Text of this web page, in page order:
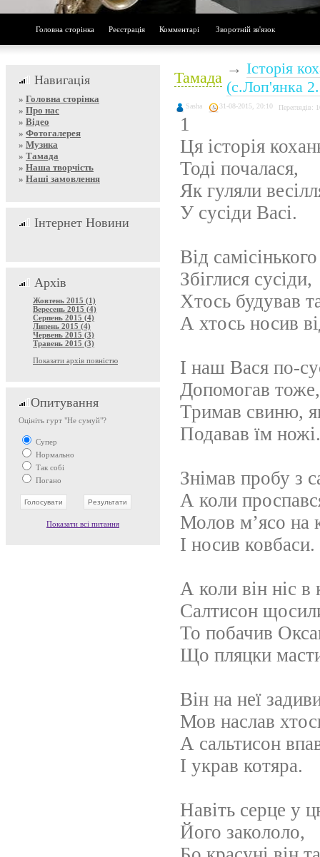
Головна сторінка Реєстрація Комментарі Зворотній зв'язок
Навигація
» Головна сторінка
» Про нас
» Відео
» Фотогалерея
» Музика
» Тамада
» Наша творчість
» Наші замовлення
Інтернет Новини
Архів
Жовтень 2015 (1)
Вересень 2015 (4)
Серпень 2015 (4)
Липень 2015 (4)
Червень 2015 (3)
Травень 2015 (3)
Показати архів повністю
Опитування
Оцініть гурт "Не сумуй"?
Супер
Нормально
Так собі
Погано
Показати всі питання
Тамада
→ Історія
(с.Лоп'янка
Sasha 31-08-2015, 20:10 Переглядів:
1
Ця історія
Тоді почалася,
Як гуляли
У сусіди Васі.
Від
Збіглися сусіди,
Хтось будував
А хтось носив
І наш Вася по-
Допомогав тоже,
Тримав свиню,
Подавав їм ножі.
Знімав пробу з
А коли
Молов м’ясо на
І носив ковбаси.
А коли він ніс в
Салтисон
То побачив
Що пляцки
Він на неї
Мов наслав
А сальтисон
І украв котяра.
Навіть серце у
Його закололо,